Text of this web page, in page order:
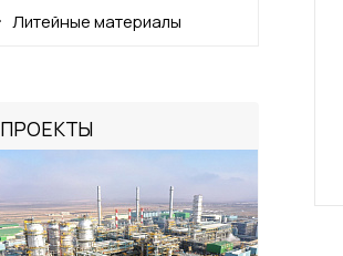
Литейные материалы
ПРОЕКТЫ